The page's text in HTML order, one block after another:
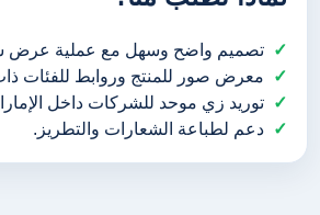
تصميم واضح وسهل مع عملية عرض
معرض صور للمنتج وروابط للفئات
توريد زي موحد للشركات داخل
دعم لطباعة الشعارات والتطريز.